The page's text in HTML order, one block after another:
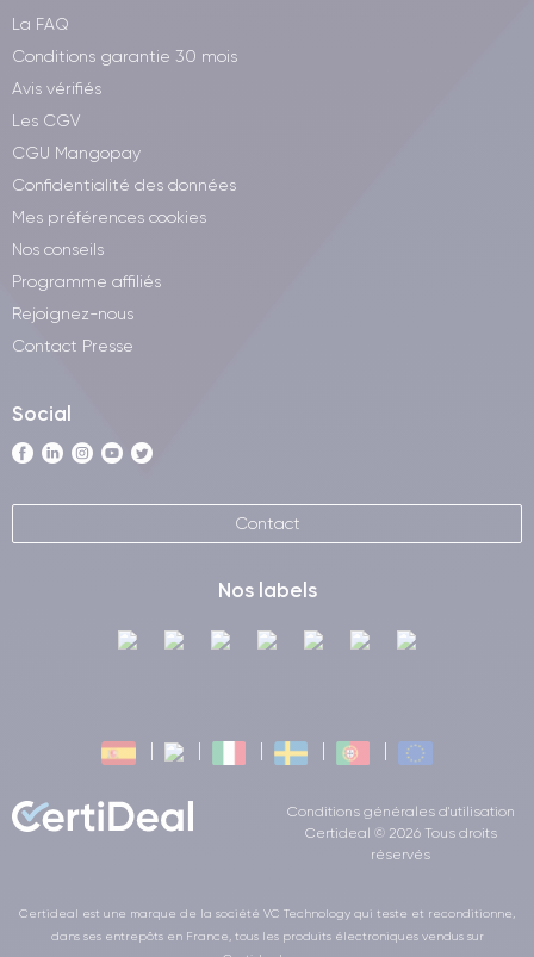
La FAQ
Conditions garantie 30 mois
Avis vérifiés
Les CGV
CGU Mangopay
Confidentialité des données
Mes préférences cookies
Nos conseils
Programme affiliés
Rejoignez-nous
Contact Presse
Social
Contact
Nos labels
Conditions générales d'utilisation
Certideal © 2026 Tous droits
réservés
Certideal est une marque de la société VC Technology qui teste et reconditionne,
dans ses entrepôts en France, tous les produits électroniques vendus sur